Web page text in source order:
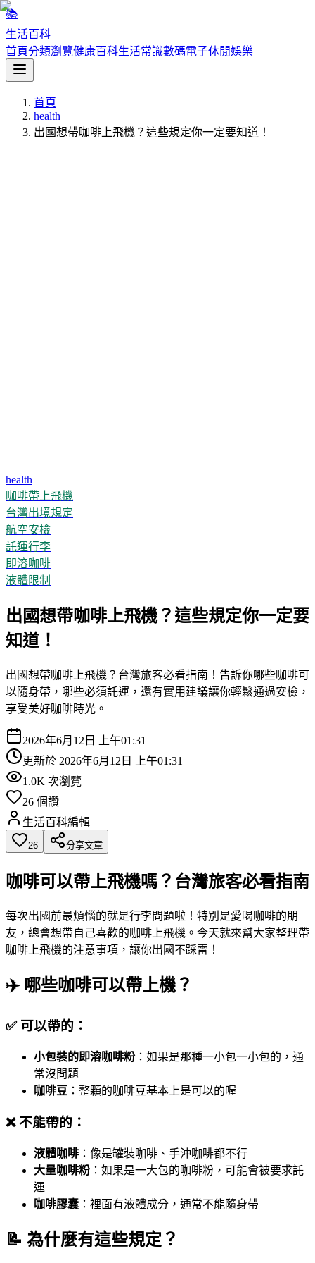
📚
生活百科
首頁分類瀏覽健康百科生活常識數碼電子休閒娛樂
首頁
health
出國想帶咖啡上飛機？這些規定你一定要知道！
health
咖啡帶上飛機
台灣出境規定
航空安檢
託運行李
即溶咖啡
液體限制
出國想帶咖啡上飛機？這些規定你一定要
知道！
出國想帶咖啡上飛機？台灣旅客必看指南！告訴你哪些咖啡可
以隨身帶，哪些必須託運，還有實用建議讓你輕鬆通過安檢，
享受美好咖啡時光。
2026年6月12日 上午01:31
更新於 2026年6月12日 上午01:31
1.0K 次瀏覽
26 個讚
生活百科編輯
26 分享文章
咖啡可以帶上飛機嗎？台灣旅客必看指南
每次出國前最煩惱的就是行李問題啦！特別是愛喝咖啡的朋
友，總會想帶自己喜歡的咖啡上飛機。今天就來幫大家整理帶
咖啡上飛機的注意事項，讓你出國不踩雷！
✈️ 哪些咖啡可以帶上機？
✅ 可以帶的：
小包裝的即溶咖啡粉：如果是那種一小包一小包的，通
常沒問題
咖啡豆 ：整顆的咖啡豆基本上是可以的喔
❌ 不能帶的：
液體咖啡 ：像是罐裝咖啡、手沖咖啡都不行
大量咖啡粉：如果是一大包的咖啡粉，可能會被要求託
運
咖啡膠囊 ：裡面有液體成分，通常不能隨身帶
📝 為什麼有這些規定？